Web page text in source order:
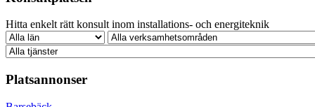
Hitta enkelt rätt konsult inom installations- och energiteknik
Platsannonser